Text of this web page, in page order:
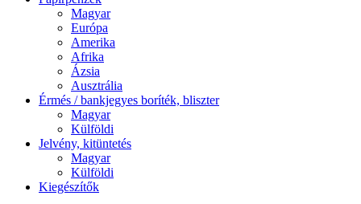
Magyar
Európa
Amerika
Afrika
Ázsia
Ausztrália
Érmés / bankjegyes boríték, bliszter
Magyar
Külföldi
Jelvény, kitüntetés
Magyar
Külföldi
Kiegészítők